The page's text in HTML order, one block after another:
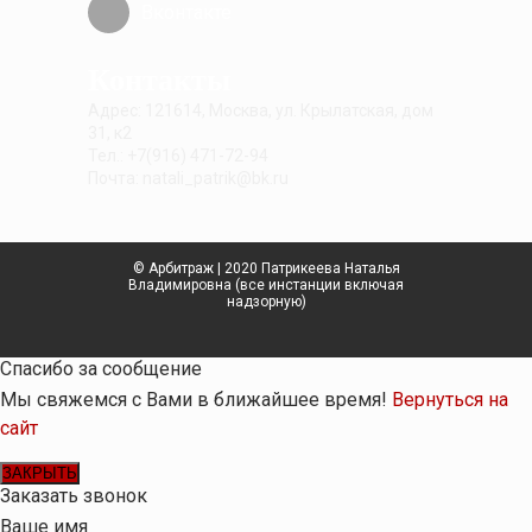
© Арбитраж | 2020 Патрикеева Наталья
Владимировна (все инстанции включая
надзорную)
Спасибо за сообщение
Мы свяжемся с Вами в ближайшее время! Вернуться на
сайт
ЗАКРЫТЬ
Заказать звонок
Ваше имя